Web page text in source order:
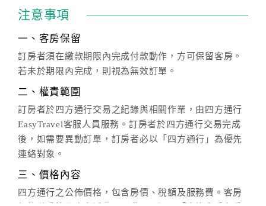
注意事項
一、客房保留
訂房者須在繳款期限內完成付款動作，方可保留客房。
若未於期限內完成，則視為無效訂單。
二、權責範圍
訂房者於四方通行交易之紀錄與相關作業，由四方通行
EasyTravel客服人員服務。訂房者於四方通行交易完成
後，如需要異動訂單，訂房者必以「四方通行」為優先
連絡對象。
三、價格內容
四方通行之公佈價格，包含房價、稅額及服務費。客房